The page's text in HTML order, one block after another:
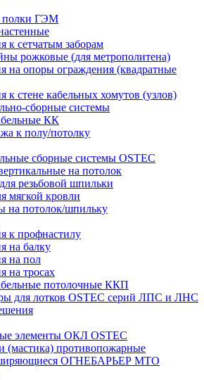
полки ГЭМ
к сетчатым заборам
рожковые (для метрополитена)
на опоры ограждения (квадратные
к стене кабельных хомутов (узлов)
сборные системы
КК
к полу/потолку
сборные системы OSTEC
на потолок
резьбовой шпильки
мягкой кровли
на потолок/шпильку
к профнастилу
на балку
на пол
на тросах
потолочные ККП
для лотков OSTEC серий ЛПС и ЛНС
элементы ОКЛ OSTEC
(мастика) противопожарные
ОГНЕБАРЬЕР МТО